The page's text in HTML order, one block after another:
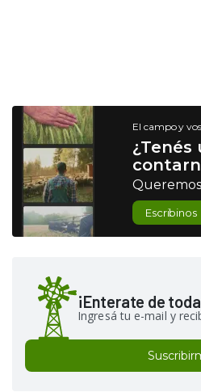
El campo y vos
¿Tenés
Escribinos
¡Enterate de
Ingresá tu e-mail y